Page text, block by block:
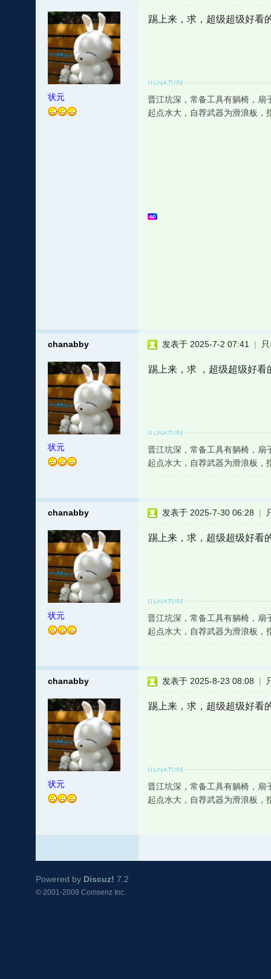
状元
踢上来，求，超级超级好看
晋江坑深，常备工具有躺椅，扇
起点水大，自荐武器为滑浪板，
chanabby
状元
发表于 2025-7-2 07:41 |
踢上来，求 ，超级超级好看
晋江坑深，常备工具有躺椅，扇
起点水大，自荐武器为滑浪板，
chanabby
状元
发表于 2025-7-30 06:28 |
踢上来，求，超级超级好看
晋江坑深，常备工具有躺椅，扇
起点水大，自荐武器为滑浪板，
chanabby
状元
发表于 2025-8-23 08:08 |
踢上来，求，超级超级好看
晋江坑深，常备工具有躺椅，扇
起点水大，自荐武器为滑浪板，
Powered by Discuz! 7.2
© 2001-2009 Comsenz Inc.